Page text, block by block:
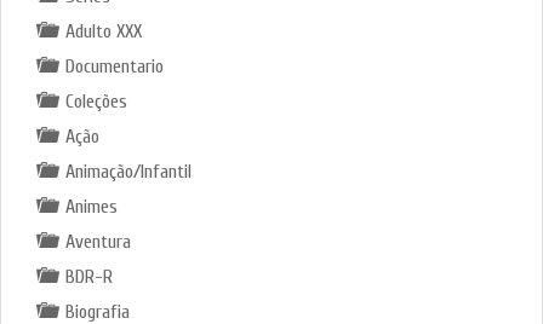
Adulto XXX
Documentario
Coleções
Ação
Animação/Infantil
Animes
Aventura
BDR-R
Biografia